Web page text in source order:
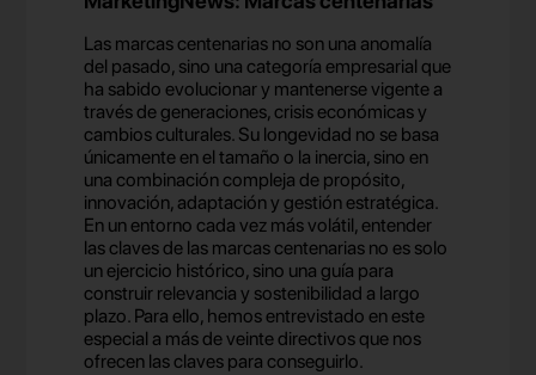
Las marcas centenarias no son una anomalía
del pasado, sino una categoría empresarial que
ha sabido evolucionar y mantenerse vigente a
través de generaciones, crisis económicas y
cambios culturales. Su longevidad no se basa
únicamente en el tamaño o la inercia, sino en
una combinación compleja de propósito,
innovación, adaptación y gestión estratégica.
En un entorno cada vez más volátil, entender
las claves de las marcas centenarias no es solo
un ejercicio histórico, sino una guía para
construir relevancia y sostenibilidad a largo
plazo. Para ello, hemos entrevistado en este
especial a más de veinte directivos que nos
ofrecen las claves para conseguirlo.